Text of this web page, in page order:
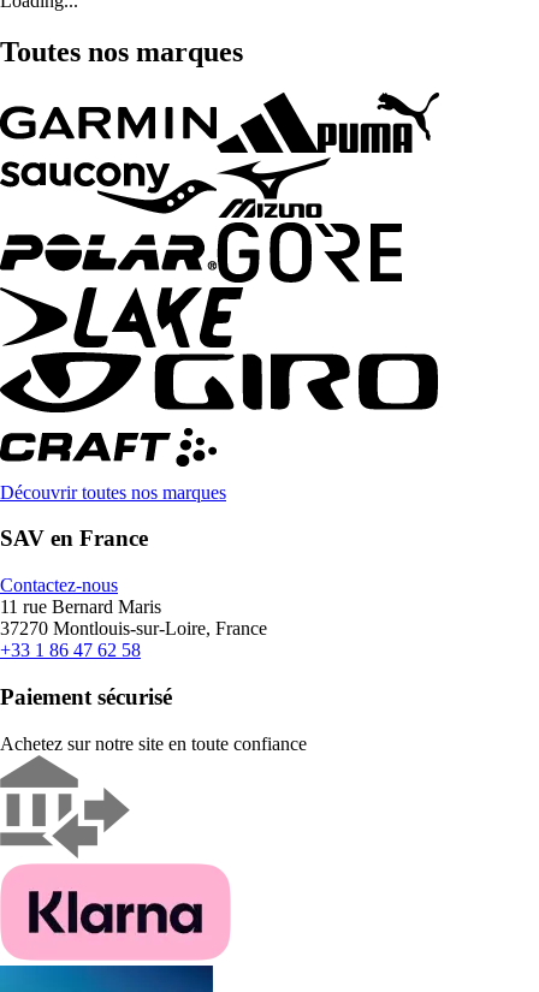
Toutes nos marques
Découvrir toutes nos marques
SAV en France
Contactez-nous
11 rue Bernard Maris
37270 Montlouis-sur-Loire, France
+33 1 86 47 62 58
Paiement sécurisé
Achetez sur notre site en toute confiance